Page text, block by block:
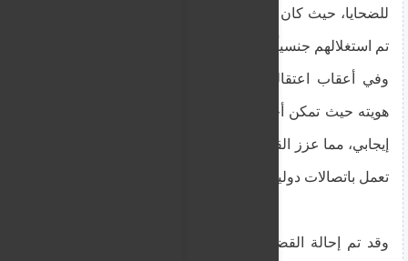
للضحايا، حيث كان ينقلهم إلى مؤسسات مختلفة حيث
تم استغلالهم جنسياً.
وفي أعقاب اعتقاله، أجرت السلطات عرضا لتحديد
هويته حيث تمكن أحد الضحايا من التعرف عليه بشكل
إيجابي، مما عزز القضية ضد شبكة الاتجار التي يبدو أنها
تعمل باتصالات دولية تمتد إلى نيجيريا.
وقد تم إحالة القضية الأساسية إلى محكمة ليماسول